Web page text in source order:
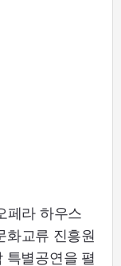
페라 하우스
화교류 진흥원
특별공연을 펼